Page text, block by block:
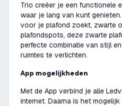
Trio creëer je een functionele
waar je lang van kunt
voor je plafond zoekt, zwarte
plafondspots, deze zwarte
perfecte combinatie van stijl
ruimtes te verlichten.
App mogelijkheden
Met de App verbind je alle
internet. Daarna is het